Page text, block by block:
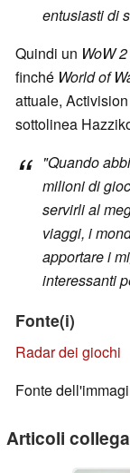
entusiasti di
Quindi un WoW 2
finché World of
attuale,
sottolinea
"Quando
milioni di
servirli al
viaggi, i
apportare i
interessanti
Fonte(i)
Radar dei giochi
Fonte
Articoli